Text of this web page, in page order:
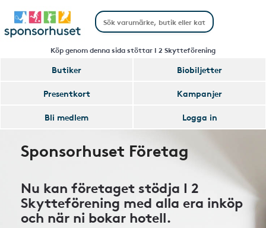
Köp genom denna sida stöttar I 2 Skytteförening
Butiker
Biobiljetter
Presentkort
Kampanjer
Bli medlem
Logga in
Sponsorhuset Företag
Nu kan företaget stödja I 2
Skytteförening med alla era inköp
och när ni bokar hotell.